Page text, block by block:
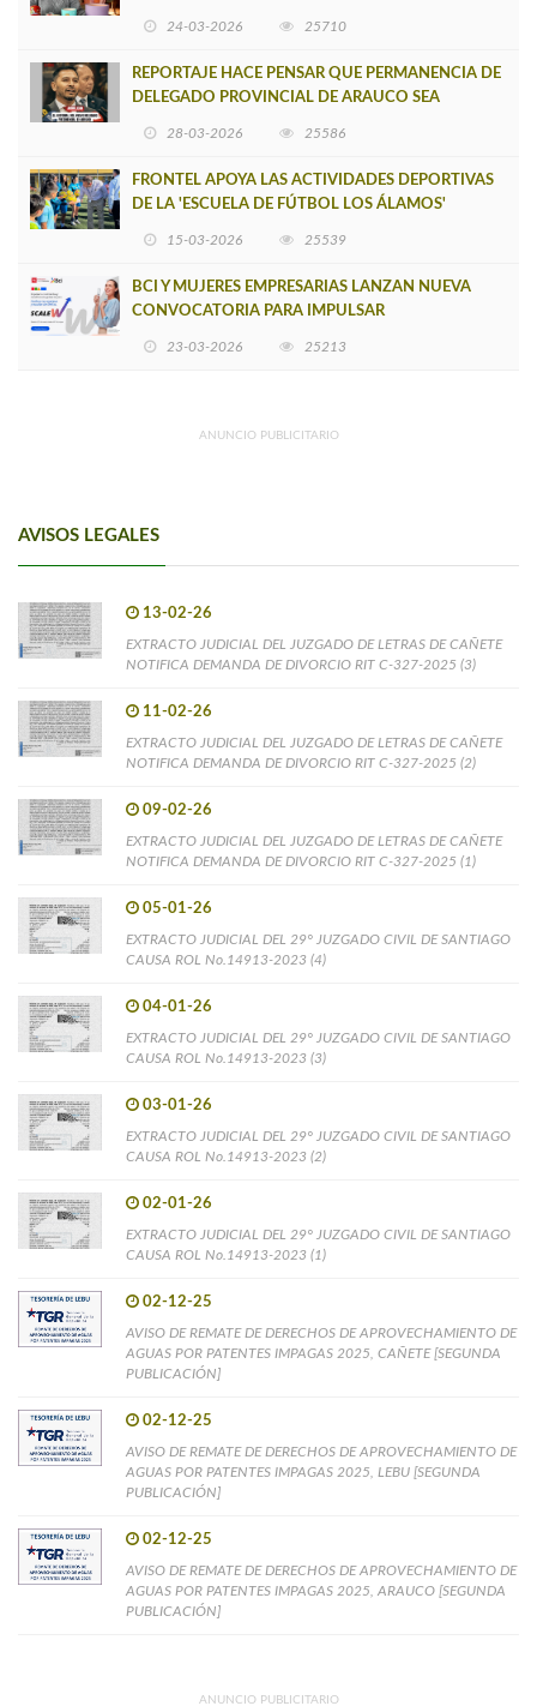
24-03-2026 25710
REPORTAJE HACE PENSAR QUE PERMANENCIA DE
DELEGADO PROVINCIAL DE ARAUCO SEA
28-03-2026 25586
FRONTEL APOYA LAS ACTIVIDADES DEPORTIVAS
DE LA 'ESCUELA DE FÚTBOL LOS ÁLAMOS'
15-03-2026 25539
BCI Y MUJERES EMPRESARIAS LANZAN NUEVA
CONVOCATORIA PARA IMPULSAR
23-03-2026 25213
ANUNCIO PUBLICITARIO
AVISOS LEGALES
13-02-26
EXTRACTO JUDICIAL DEL JUZGADO DE LETRAS DE CAÑETE
NOTIFICA DEMANDA DE DIVORCIO RIT C-327-2025 (3)
11-02-26
EXTRACTO JUDICIAL DEL JUZGADO DE LETRAS DE CAÑETE
NOTIFICA DEMANDA DE DIVORCIO RIT C-327-2025 (2)
09-02-26
EXTRACTO JUDICIAL DEL JUZGADO DE LETRAS DE CAÑETE
NOTIFICA DEMANDA DE DIVORCIO RIT C-327-2025 (1)
05-01-26
EXTRACTO JUDICIAL DEL 29° JUZGADO CIVIL DE SANTIAGO
CAUSA ROL No.14913-2023 (4)
04-01-26
EXTRACTO JUDICIAL DEL 29° JUZGADO CIVIL DE SANTIAGO
CAUSA ROL No.14913-2023 (3)
03-01-26
EXTRACTO JUDICIAL DEL 29° JUZGADO CIVIL DE SANTIAGO
CAUSA ROL No.14913-2023 (2)
02-01-26
EXTRACTO JUDICIAL DEL 29° JUZGADO CIVIL DE SANTIAGO
CAUSA ROL No.14913-2023 (1)
02-12-25
AVISO DE REMATE DE DERECHOS DE APROVECHAMIENTO DE
AGUAS POR PATENTES IMPAGAS 2025, CAÑETE [SEGUNDA
PUBLICACIÓN]
02-12-25
AVISO DE REMATE DE DERECHOS DE APROVECHAMIENTO DE
AGUAS POR PATENTES IMPAGAS 2025, LEBU [SEGUNDA
PUBLICACIÓN]
02-12-25
AVISO DE REMATE DE DERECHOS DE APROVECHAMIENTO DE
AGUAS POR PATENTES IMPAGAS 2025, ARAUCO [SEGUNDA
PUBLICACIÓN]
ANUNCIO PUBLICITARIO